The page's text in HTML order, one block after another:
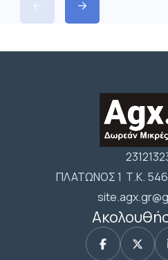
ΠΛΑΤΩΝΟΣ 1 Τ.Κ.